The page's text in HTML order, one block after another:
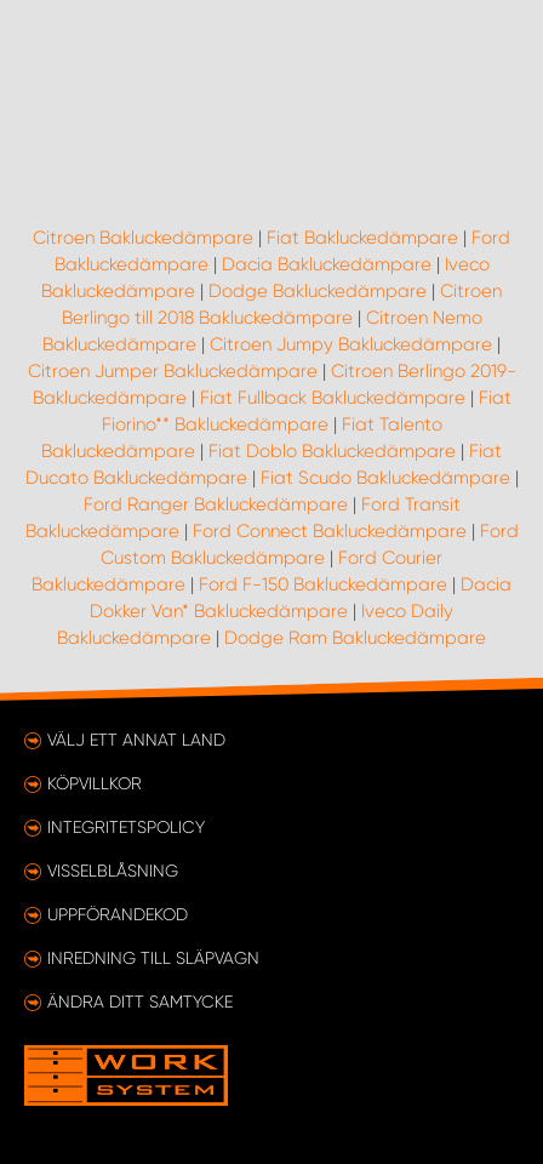
Citroen Bakluckedämpare | Fiat Bakluckedämpare | Ford
Bakluckedämpare| Dacia Bakluckedämpare| Iveco
Bakluckedämpare | Dodge Bakluckedämpare | Citroen
Berlingo till 2018 Bakluckedämpare| Citroen Nemo
Bakluckedämpare | Citroen Jumpy Bakluckedämpare |
Citroen Jumper Bakluckedämpare| Citroen Berlingo 2019-
Bakluckedämpare| Fiat Fullback Bakluckedämpare| Fiat
Fiorino** Bakluckedämpare| Fiat Talento
Bakluckedämpare | Fiat Doblo Bakluckedämpare | Fiat
Ducato Bakluckedämpare| Fiat Scudo Bakluckedämpare|
Ford Ranger Bakluckedämpare| Ford Transit
Bakluckedämpare| Ford Connect Bakluckedämpare| Ford
Custom Bakluckedämpare | Ford Courier
Bakluckedämpare | Ford F-150 Bakluckedämpare | Dacia
Dokker Van* Bakluckedämpare | Iveco Daily
Bakluckedämpare | Dodge Ram Bakluckedämpare
VÄLJ ETT ANNAT LAND
KÖPVILLKOR
INTEGRITETSPOLICY
VISSELBLÅSNING
UPPFÖRANDEKOD
INREDNING TILL SLÄPVAGN
ÄNDRA DITT SAMTYCKE